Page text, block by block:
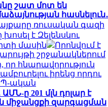
շատ մոտ են
հասնելուն․
ռուսական գազի
է Զելենսկու
մասին
Որոնվում է
շրջանակներում
որ հնարավորություն
իրենց որդու
ական
ԱՄՆ-ը 201 մլն դոլար է
միջանցքի զարգացման